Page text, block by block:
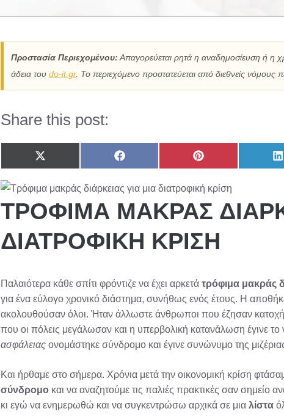
Προστασία Περιεχομένου: Απαγορεύεται ρητά η αναδημοσίευση ή η
άδεια του do-it.gr. Το περιεχόμενο προστατεύεται από διεθνείς νόμους
Share this post:
Share
on
(Twitter)
Share
on
Share
on
ΤΡΌΦΙΜΑ ΜΑΚΡΆΣ
ΔΙΑΤΡΟΦΙΚΉ ΚΡΊΣΗ
Παλαιότερα κάθε σπίτι φρόντιζε να έχει αρκετά τρόφιμα μακράς
για ένα εύλογο χρονικό διάστημα, συνήθως ενός έτους. Η
ακολουθούσαν όλοι. Ήταν άλλωστε άνθρωποι που έζησαν κατοχή,
που οι πόλεις μεγάλωσαν και η υπερβολική κατανάλωση έγινε
ασφάλειας ονομάστηκε σύνδρομο και έγινε συνώνυμο της
Και ήρθαμε στο σήμερα. Χρόνια μετά την οικονομική κρίση
σύνδρομο και να αναζητούμε τις παλιές πρακτικές σαν σημείο
κι εγώ να ενημερωθώ και να συγκεντρώσω αρχικά σε μια λίστα